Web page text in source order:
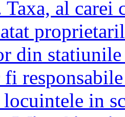
al carei
din
locuintele in